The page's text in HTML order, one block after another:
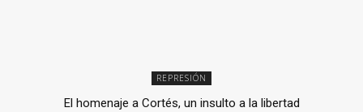
REPRESIÓN
El homenaje a Cortés, un insulto a la libertad